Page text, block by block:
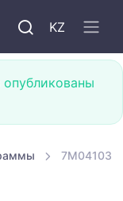
KZ
опубликованы
7M04103